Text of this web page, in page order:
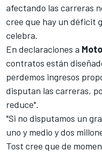
afectando las carreras
cree que hay un déficit
celebra.
En declaraciones a
contratos están
perdemos ingresos
disputan las carreras,
reduce".
"Si no disputamos un
uno y medio y dos
Tost cree que de